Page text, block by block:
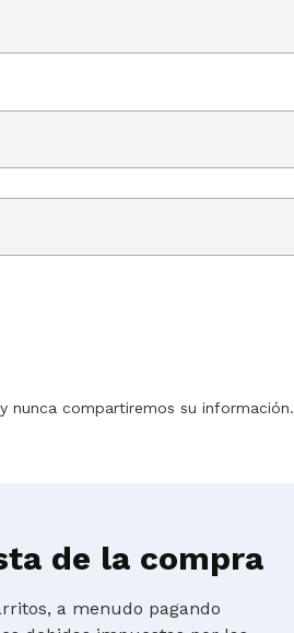
nunca compartiremos su información.
de la compra
a menudo pagando